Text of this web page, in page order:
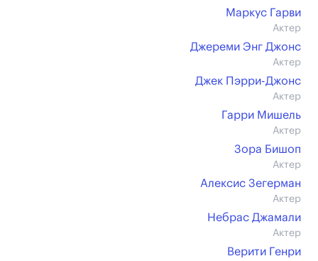
Маркус Гарви
Актер
Джереми Энг Джонс
Актер
Джек Пэрри-Джонс
Актер
Гарри Мишель
Актер
Зора Бишоп
Актер
Алексис Зегерман
Актер
Небрас Джамали
Актер
Верити Генри